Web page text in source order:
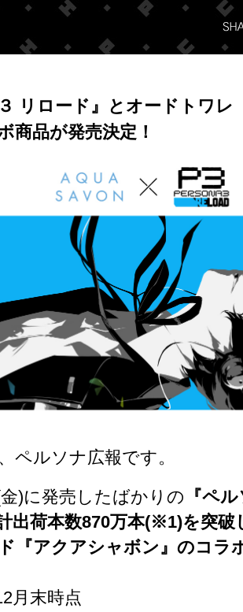
リロード』とオードトワ
商品が発売決定！
ペルソナ広報です。
)に発売したばかりの 『ペ
出荷本数870万本(※1)を突
『アクアシャボン』のコラ
月末時点